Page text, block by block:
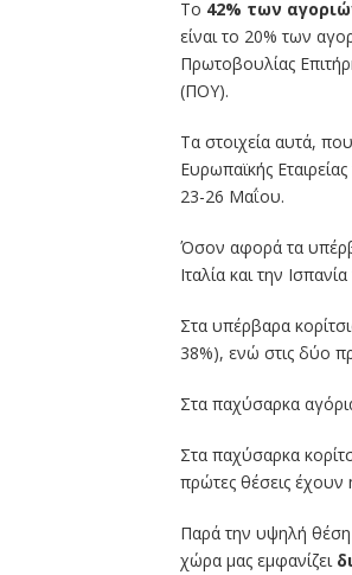
Το 42% των
είναι το 20% των
Πρωτοβουλίας
(ΠΟΥ).
Τα στοιχεία αυτά,
Ευρωπαϊκής
23-26 Μαΐου.
Όσον αφορά τα
Ιταλία και την
Στα υπέρβαρα
38%), ενώ στις δύο
Στα παχύσαρκα
Στα παχύσαρκα
πρώτες θέσεις
Παρά την υψηλή θέση
χώρα μας εμφανίζει